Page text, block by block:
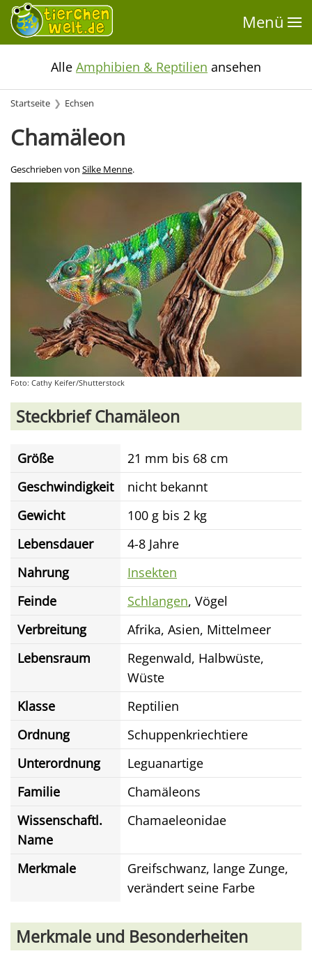
Menü
Alle Amphibien & Reptilien ansehen
Startseite Echsen
Chamäleon
Geschrieben von Silke Menne.
Foto: Cathy Keifer/Shutterstock
Steckbrief Chamäleon
Größe
21 mm bis 68 cm
Geschwindigkeit
nicht bekannt
Gewicht
100 g bis 2 kg
Lebensdauer
4-8 Jahre
Nahrung
Insekten
Feinde
Schlangen, Vögel
Verbreitung
Afrika, Asien, Mittelmeer
Lebensraum
Regenwald, Halbwüste,
Wüste
Klasse
Reptilien
Ordnung
Schuppenkriechtiere
Unterordnung
Leguanartige
Familie
Chamäleons
Wissenschaftl.
Name
Chamaeleonidae
Merkmale
Greifschwanz, lange Zunge,
verändert seine Farbe
Merkmale und Besonderheiten